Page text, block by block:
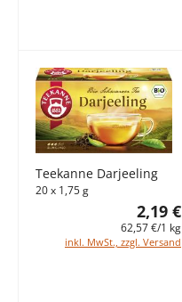
Teekanne Darjeeling
20 x 1,75 g
2,19 €
62,57 €/1 kg
inkl. MwSt., zzgl. Versand